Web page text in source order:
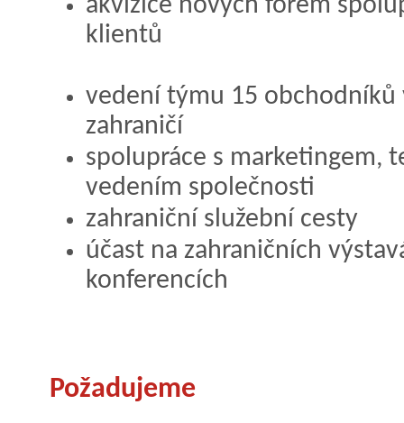
akvizice nových forem
klientů
vedení týmu 15 obchodníků
zahraničí
spolupráce s marketingem,
vedením společnosti
zahraniční služební cesty
účast na zahraničních
konferencích
Požadujeme